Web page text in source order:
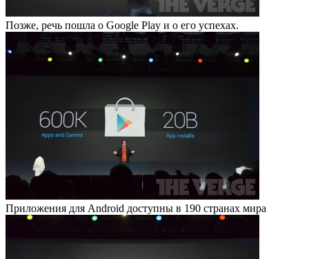
Позже, речь пошла о Google Play и о его успехах.
Приложения для Android доступны в 190 странах мира